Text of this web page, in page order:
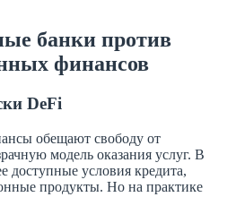
банки против
финансов
DeFi
обещают свободу от
модель оказания услуг. В
доступные условия кредита,
продукты. Но на практике